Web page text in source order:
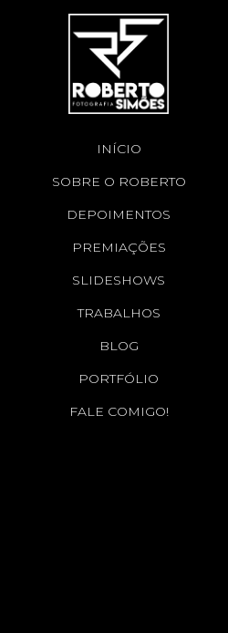
INÍCIO
SOBRE O ROBERTO
DEPOIMENTOS
PREMIAÇÕES
SLIDESHOWS
TRABALHOS
BLOG
PORTFÓLIO
FALE COMIGO!